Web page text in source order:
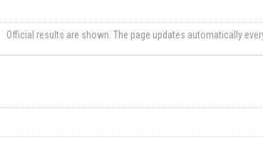
Official results are shown. The page updates automatically